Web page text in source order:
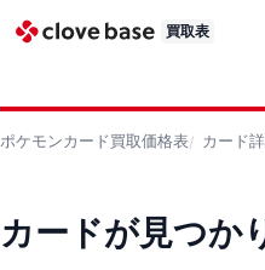
買取表
ポケモンカード買取価格表 カード
カードが見つか